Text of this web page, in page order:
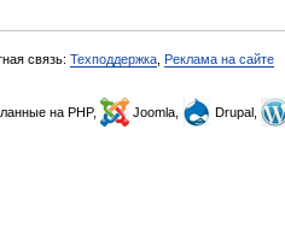
связь: Техподдержка Реклама на сайте
на PHP, Joomla, Drupal,